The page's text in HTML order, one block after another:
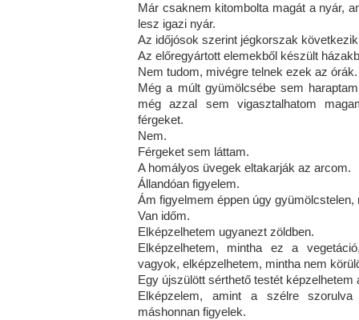
Már csaknem kitombolta magát a nyár,
lesz igazi nyár.
Az időjósok szerint jégkorszak
Az előregyártott elemekből készült
Nem tudom, mivégre telnek ezek az órák.
Még a múlt gyümölcsébe sem
még azzal sem vigasztalhatom
férgeket.
Nem.
Férgeket sem láttam.
A homályos üvegek eltakarják az arcom.
Állandóan figyelem.
Ám figyelmem éppen úgy gyümölcstelen,
Van időm.
Elképzelhetem ugyanezt zöldben.
Elképzelhetem, mintha ez a
vagyok, elképzelhetem, mintha nem
Egy újszülött sérthető testét képzelhetem
Elképzelem, amint a szélre
máshonnan figyelek.